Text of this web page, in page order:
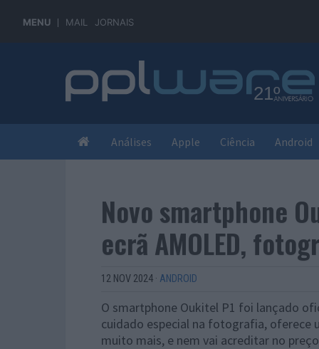
MENU MAIL JORNAIS
Análises Apple Ciência Android
Novo smartphone
ecrã AMOLED,
12 NOV 2024 · ANDROID
O smartphone Oukitel P1 foi lançado
cuidado especial na fotografia, oferece
muito mais, e nem vai acreditar no